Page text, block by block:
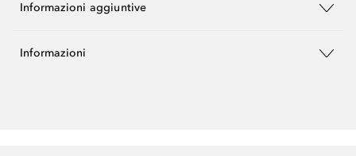
Informazioni aggiuntive
Informazioni